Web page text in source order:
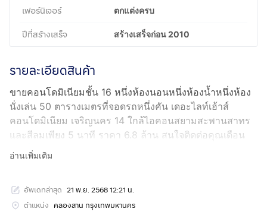
เฟอร์นิเจอร์ ตกแต่งครบ
ปีที่สร้างเสร็จ สร้างเสร็จก่อน 2010
รายละเอียดสินค้า
ขายคอนโดมิเนียมชั้น 16 หนึ่งห้องนอนหนึ่งห้องน้ำหนึ่งห้อง
นั่งเล่น 50 ตารางเมตรที่จอดรถหนึ่งคัน เดอะไลท์เฮ้าส์
คอนโดมิเนียม เจริญนคร 14 ใกล้ไอคอนสยามสะพานสาทร
และสีลมเพียง 5 นาที ราคา 6.8 ล้าน สนใจติดต่อคุณเดือน
กดเพื่อดูเบอร์โทร xxxxxx879
อ่านเพิ่มเติม
อัพเดทล่าสุด 21 พ.ย. 2568 12:21 น.
ตำแหน่ง คลองสาน กรุงเทพมหานคร